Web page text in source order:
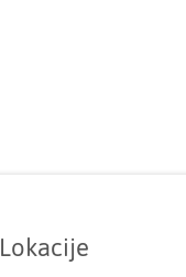
Lokacije